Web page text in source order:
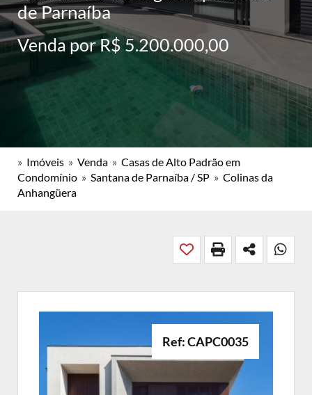
de Parnaíba
Venda por R$ 5.200.000,00
» Imóveis » Venda » Casas de Alto Padrão em
Condomínio » Santana de Parnaíba / SP » Colinas da
Anhangüera
Ref: CAPC0035